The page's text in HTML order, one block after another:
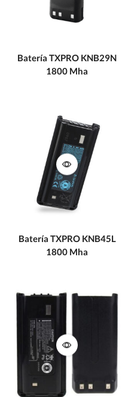
Batería TXPRO KNB29N
1800 Mha
Batería TXPRO KNB45L
1800 Mha